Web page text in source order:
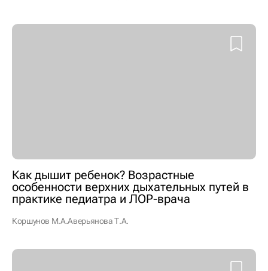
Как дышит ребенок? Возрастные
особенности верхних дыхательных путей в
практике педиатра и ЛОР-врача
Коршунов М.А.Аверьянова Т.А.